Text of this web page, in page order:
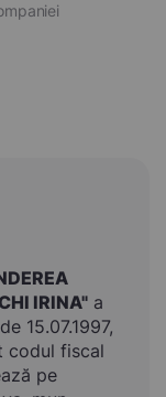
IRINA" a
15.07.1997,
codul fiscal
pe